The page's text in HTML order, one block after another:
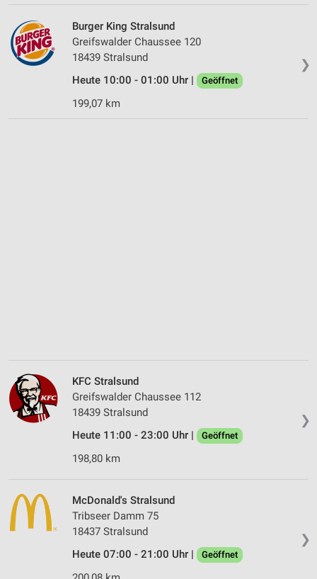
❯
Burger King Stralsund
Greifswalder Chaussee 120
18439 Stralsund
Heute 10:00 - 01:00 Uhr |
Geöffnet
199,07 km
❯
KFC Stralsund
Greifswalder Chaussee 112
18439 Stralsund
Heute 11:00 - 23:00 Uhr |
Geöffnet
198,80 km
❯
McDonald's Stralsund
Tribseer Damm 75
18437 Stralsund
Heute 07:00 - 21:00 Uhr |
Geöffnet